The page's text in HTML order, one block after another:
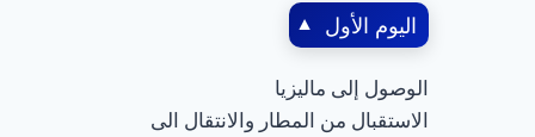
اليوم الأول ▼
الوصول إلى ماليزيا
الاستقبال من المطار والانتقال الى